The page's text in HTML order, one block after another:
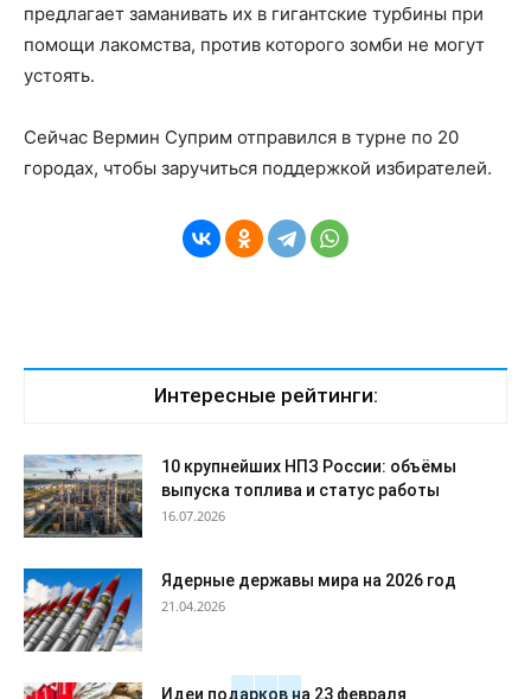
предлагает заманивать их в гигантские турбины при
помощи лакомства, против которого зомби не могут
устоять.
Сейчас Вермин Суприм отправился в турне по 20
городах, чтобы заручиться поддержкой избирателей.
Интересные рейтинги:
10 крупнейших НПЗ России: объёмы
выпуска топлива и статус работы
16.07.2026
Ядерные державы мира на 2026 год
21.04.2026
Идеи подарков на 23 февраля